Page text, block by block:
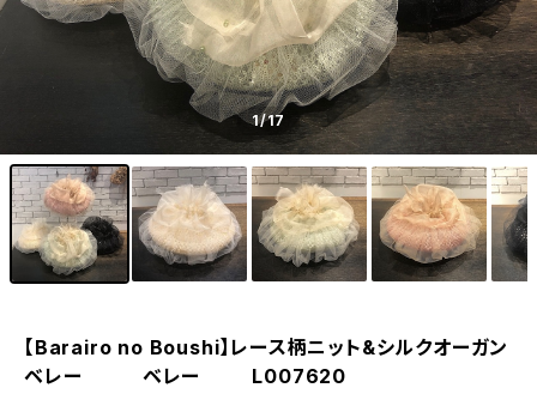
1/17
【Barairo no Boushi】レース柄ニット&シルクオーガン
ベレー ベレー L007620